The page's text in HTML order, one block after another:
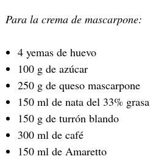
Para la crema de mascarpone:
4 yemas de huevo
100 g de azúcar
250 g de queso mascarpone
150 ml de nata del 33% grasa
150 g de turrón blando
300 ml de café
150 ml de Amaretto